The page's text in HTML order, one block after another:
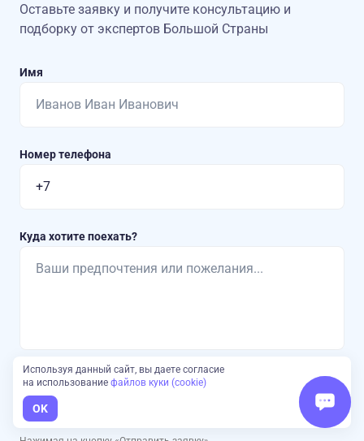
Оставьте заявку и получите консультацию и
подборку от экспертов Большой Страны
Имя
Номер телефона
Куда хотите поехать?
Отправить заявку
Используя данный сайт, вы даете согласие
на использование файлов куки (cookie)
OK